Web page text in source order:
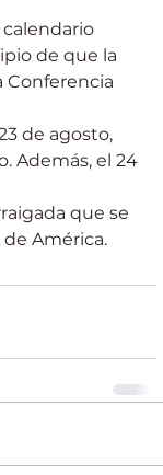
de que la
Conferencia
de agosto,
Además, el 24
que se
América.